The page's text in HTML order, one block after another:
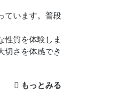
ています。普段
性質を体験しま
切さを体感でき